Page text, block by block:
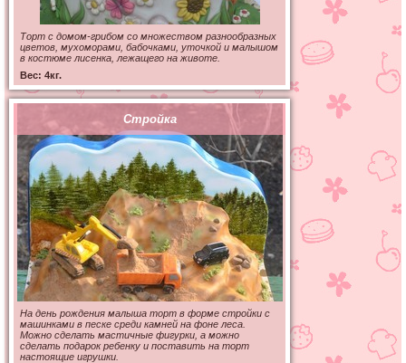
Торт с домом-грибом со множеством разнообразных
цветов, мухоморами, бабочками, уточкой и малышом
в костюме лисенка, лежащего на животе.
Вес: 4кг.
Стройка
На день рождения малыша торт в форме стройки с
машинками в песке среди камней на фоне леса.
Можно сделать мастичные фигурки, а можно
сделать подарок ребенку и поставить на торт
настоящие игрушки.